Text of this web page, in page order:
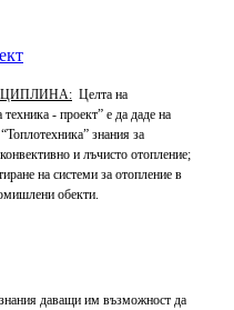
Целта на
- проект” е да даде на
знания за
и лъчисто отопление;
на системи за отопление в
обекти.
знания даващи им възможност да